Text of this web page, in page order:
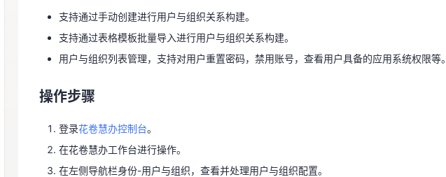
免费试用中心 HOT
多款云产品免费试用，快来开启云上之旅 您的洞察，重塑科技边界
操作步骤
在花卷慧办工作台进行操作。
用户与组织
支持通过手动创建进行用户与组织关系构建。
支持通过表格模板批量导入进行用户与组织关系构建。
用户与组织列表管理，支持对用户重置密码，禁用账号，查看用户具备的应用系统权限等。
操作步骤
登录花卷慧办控制台。
在花卷慧办工作台进行操作。
在左侧导航栏身份-用户与组织，查看并处理用户与组织配置。